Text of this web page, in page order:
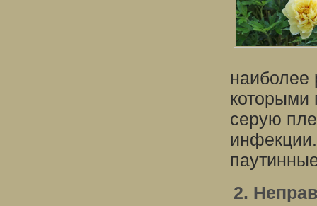
наиболее
которыми
серую
2.